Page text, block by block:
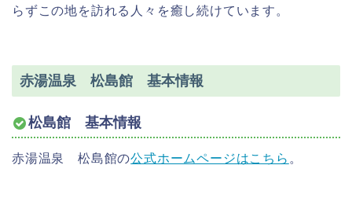
らずこの地を訪れる人々を癒し続けています。
赤湯温泉 松島館 基本情報
松島館 基本情報
赤湯温泉 松島館の公式ホームページはこちら 。